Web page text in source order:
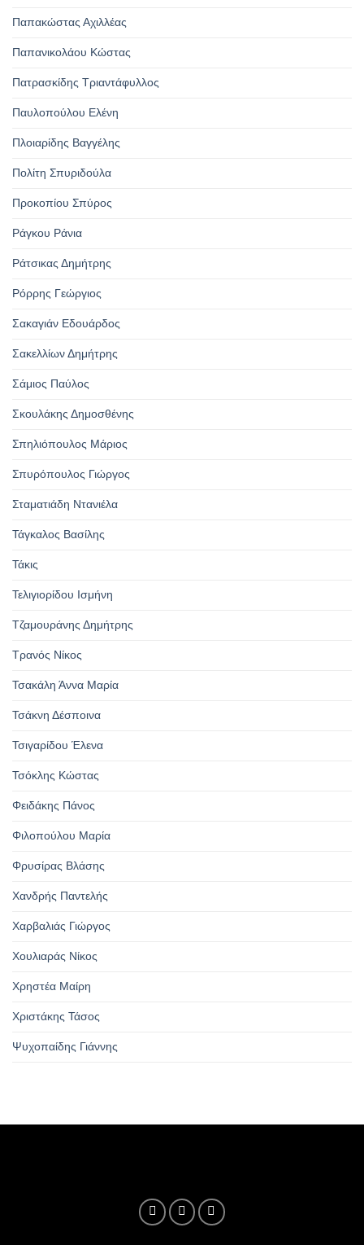
Παπακώστας Αχιλλέας
Παπανικολάου Κώστας
Πατρασκίδης Τριαντάφυλλος
Παυλοπούλου Ελένη
Πλοιαρίδης Βαγγέλης
Πολίτη Σπυριδούλα
Προκοπίου Σπύρος
Ράγκου Ράνια
Ράτσικας Δημήτρης
Ρόρρης Γεώργιος
Σακαγιάν Εδουάρδος
Σακελλίων Δημήτρης
Σάμιος Παύλος
Σκουλάκης Δημοσθένης
Σπηλιόπουλος Μάριος
Σπυρόπουλος Γιώργος
Σταματιάδη Ντανιέλα
Τάγκαλος Βασίλης
Τάκις
Τελιγιορίδου Ισμήνη
Τζαμουράνης Δημήτρης
Τρανός Νίκος
Τσακάλη Άννα Μαρία
Τσάκνη Δέσποινα
Τσιγαρίδου Έλενα
Τσόκλης Κώστας
Φειδάκης Πάνος
Φιλοπούλου Μαρία
Φρυσίρας Βλάσης
Χανδρής Παντελής
Χαρβαλιάς Γιώργος
Χουλιαράς Νίκος
Χρηστέα Μαίρη
Χριστάκης Τάσος
Ψυχοπαίδης Γιάννης